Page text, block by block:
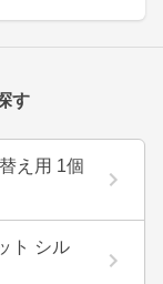
す
え用 1個
ト シル